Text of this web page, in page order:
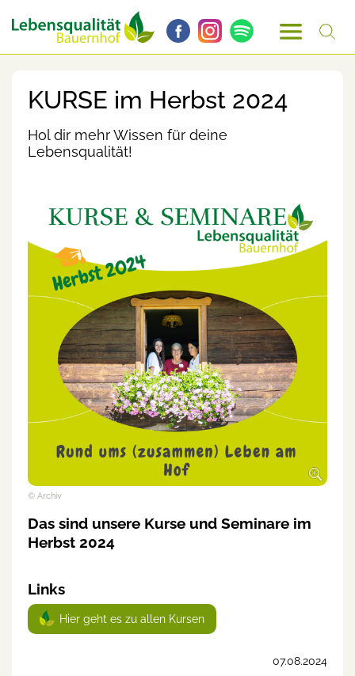
KURSE im Herbst 2024
Hol dir mehr Wissen für deine
Lebensqualität!
© Archiv
Das sind unsere Kurse und Seminare im
Herbst 2024
Links
Hier geht es zu allen Kursen
07.08.2024